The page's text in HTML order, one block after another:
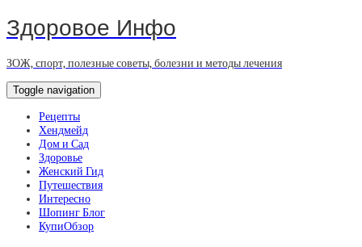
Здоровое Инфо
ЗОЖ, спорт, полезные советы, болезни и методы лечения
Toggle navigation
Рецепты
Хендмейд
Дом и Сад
Здоровье
Женский Гид
Путешествия
Интересно
Шопинг Блог
КупиОбзор